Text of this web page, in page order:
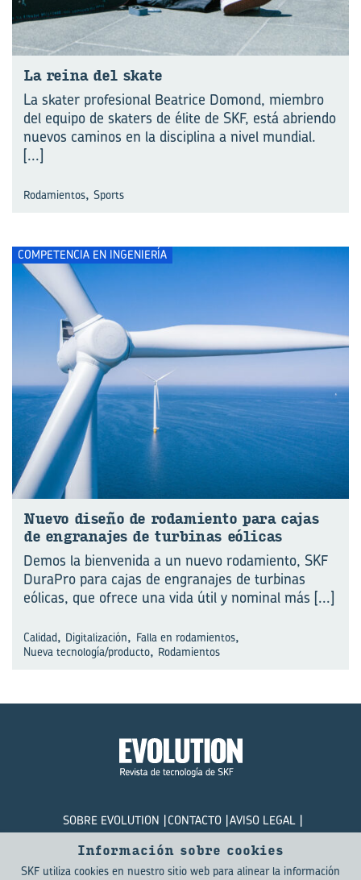
La reina del skate
La skater profesional Beatrice Domond, miembro
del equipo de skaters de élite de SKF, está abriendo
nuevos caminos en la disciplina a nivel mundial.
[...]
Rodamientos, Sports
COMPETENCIA EN INGENIERÍA
Nuevo di­se­ño de ro­da­mien­to para cajas
de en­gra­na­jes de tur­bi­nas eó­li­cas
Demos la bienvenida a un nuevo rodamiento, SKF
DuraPro para cajas de engranajes de turbinas
eólicas, que ofrece una vida útil y nominal más [...]
Calidad, Digitalización, Falla en rodamientos,
Nueva tecnología/producto, Rodamientos
SOBRE EVOLUTION CONTACTO AVISO LEGAL
POLÍTICA DE PRIVACIDAD
© SKF Evolution 2026
Información sobre cookies
SKF utiliza cookies en nuestro sitio web para alinear la información